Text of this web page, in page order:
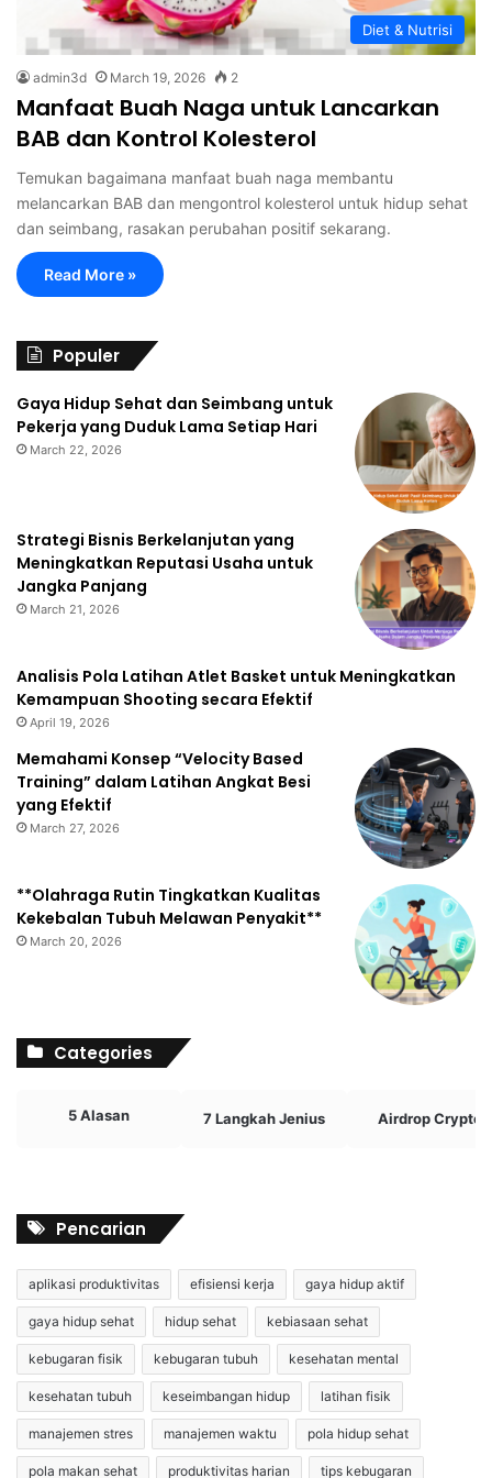
Diet & Nutrisi
admin3d March 19, 2026 2
Manfaat Buah Naga untuk Lancarkan
BAB dan Kontrol Kolesterol
Temukan bagaimana manfaat buah naga membantu
melancarkan BAB dan mengontrol kolesterol untuk hidup sehat
dan seimbang, rasakan perubahan positif sekarang.
Read More »
Populer
Gaya Hidup Sehat dan Seimbang untuk
Pekerja yang Duduk Lama Setiap Hari
March 22, 2026
Strategi Bisnis Berkelanjutan yang
Meningkatkan Reputasi Usaha untuk
Jangka Panjang
March 21, 2026
Analisis Pola Latihan Atlet Basket untuk Meningkatkan
Kemampuan Shooting secara Efektif
April 19, 2026
Memahami Konsep “Velocity Based
Training” dalam Latihan Angkat Besi
yang Efektif
March 27, 2026
**Olahraga Rutin Tingkatkan Kualitas
Kekebalan Tubuh Melawan Penyakit**
March 20, 2026
Categories
5 Alasan 7 Langkah Jenius Airdrop Crypto
Pencarian
aplikasi produktivitas efisiensi kerja gaya hidup aktif
gaya hidup sehat hidup sehat kebiasaan sehat
kebugaran fisik kebugaran tubuh kesehatan mental
kesehatan tubuh keseimbangan hidup latihan fisik
manajemen stres manajemen waktu pola hidup sehat
pola makan sehat produktivitas harian tips kebugaran